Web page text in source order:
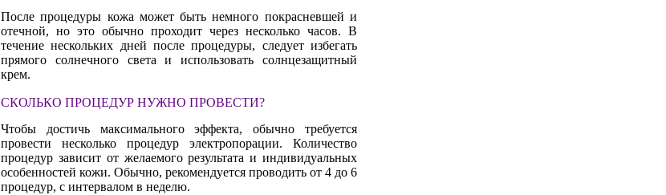
После процедуры кожа может быть немного покрасневшей и
отечной, но это обычно проходит через несколько часов. В
течение нескольких дней после процедуры, следует избегать
прямого солнечного света и использовать солнцезащитный
крем.
СКОЛЬКО ПРОЦЕДУР НУЖНО ПРОВЕСТИ?
Чтобы достичь максимального эффекта, обычно требуется
провести несколько процедур электропорации. Количество
процедур зависит от желаемого результата и индивидуальных
особенностей кожи. Обычно, рекомендуется проводить от 4 до 6
процедур, с интервалом в неделю.